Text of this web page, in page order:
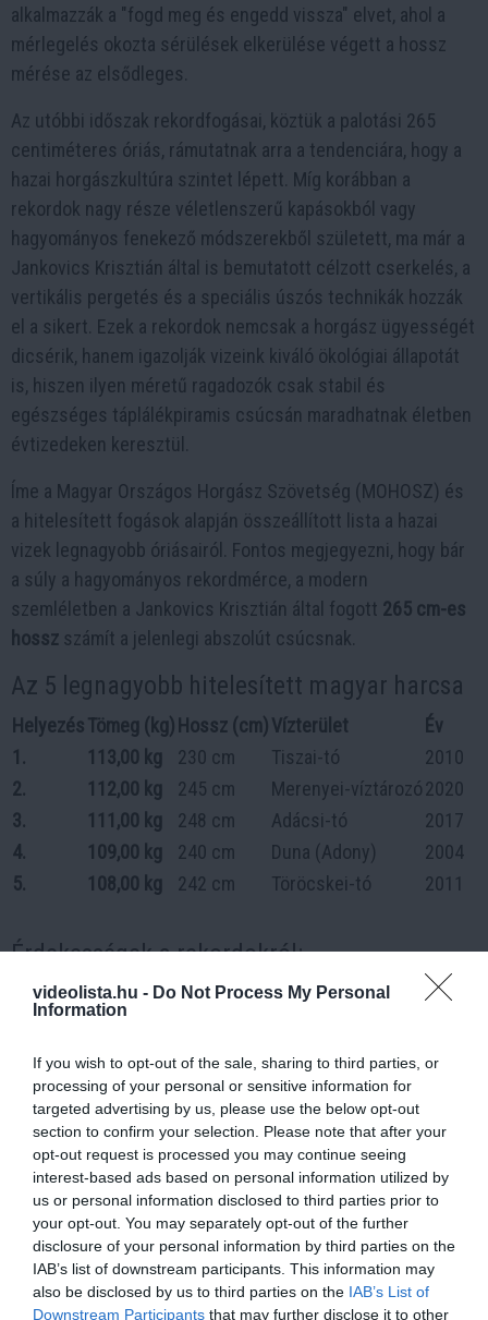
videolista.hu - Do Not Process My Personal
Information
If you wish to opt-out of the sale, sharing to third parties, or
processing of your personal or sensitive information for
targeted advertising by us, please use the below opt-out
section to confirm your selection. Please note that after your
opt-out request is processed you may continue seeing
interest-based ads based on personal information utilized by
us or personal information disclosed to third parties prior to
your opt-out. You may separately opt-out of the further
disclosure of your personal information by third parties on the
IAB’s list of downstream participants. This information may
also be disclosed by us to third parties on the IAB’s List of
Downstream Participants that may further disclose it to other
alkalmazzák a "fogd meg és engedd vissza" elvet, ahol a
mérlegelés okozta sérülések elkerülése végett a hossz
mérése az elsődleges.
Az utóbbi időszak rekordfogásai, köztük a palotási 265
centiméteres óriás, rámutatnak arra a tendenciára, hogy a
hazai horgászkultúra szintet lépett. Míg korábban a
rekordok nagy része véletlenszerű kapásokból vagy
hagyományos fenekező módszerekből született, ma már a
Jankovics Krisztián által is bemutatott célzott cserkelés, a
vertikális pergetés és a speciális úszós technikák hozzák
el a sikert. Ezek a rekordok nemcsak a horgász ügyességét
dicsérik, hanem igazolják vizeink kiváló ökológiai állapotát
is, hiszen ilyen méretű ragadozók csak stabil és
egészséges táplálékpiramis csúcsán maradhatnak életben
évtizedeken keresztül.
Íme a Magyar Országos Horgász Szövetség (MOHOSZ) és
a hitelesített fogások alapján összeállított lista a hazai
vizek legnagyobb óriásairól. Fontos megjegyezni, hogy bár
a súly a hagyományos rekordmérce, a modern
szemléletben a Jankovics Krisztián által fogott 265 cm-es
hossz számít a jelenlegi abszolút csúcsnak.
Az 5 legnagyobb hitelesített magyar harcsa
HelyezésTömeg (kg)Hossz (cm)Vízterület
Év
1.
113,00 kg 230 cm Tiszai-tó
2010
2.
112,00 kg 245 cm Merenyei-víztározó2020
3.
111,00 kg 248 cm Adácsi-tó
2017
4.
109,00 kg 240 cm Duna (Adony)
2004
5.
108,00 kg 242 cm Töröcskei-tó 2011
Érdekességek a rekordokról:
Súly vs. Hossz:Jól látható, hogy a listavezető 113 kg-
os hal "csupán" 230 cm volt, ami rendkívüli kondícióra
legújabb265 cm-es palotási rekord(Jankovics
Krisztián fogása) hossza messze felülmúlja ezeket,
ami biológiailag egy jóval idősebb, de nyúlánkabb
példányt jelent.
A "100-as klub":Magyarországon évente csupán
néhány 100 kg feletti példányt hitelesítenek, ami jól
mutatja, mennyire ritka és értékes egy-egy ilyen
matuzsálem.